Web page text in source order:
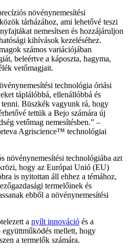
növénynemesítési
tárházához, ami lehetővé teszi
nemesítsen és hozzájáruljon
kihívások kezeléséhez.
számos variációjában
beleértve a káposzta, hagyma,
vetőmagjait.
technológia óriási
táplálóbbá, ellenállóbbá és
tenni. Büszkék vagyunk rá, hogy
tettük a Bejo számára új
vetőmag nemesítésben.” –
Agriscience™ technológiai
növénynemesítési technológiába azt
hogy az Európai Unió (EU)
is nyitottan áll ehhez a témához,
termelőinek és
ebből a növénynemesítési
a nyílt innováció és a
mellett, hogy
a termelők számára.